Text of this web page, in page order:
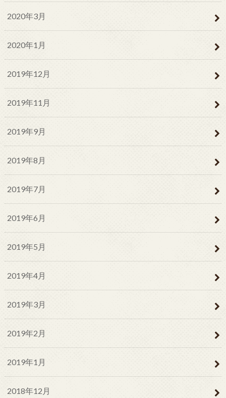
2020年3月
2020年1月
2019年12月
2019年11月
2019年9月
2019年8月
2019年7月
2019年6月
2019年5月
2019年4月
2019年3月
2019年2月
2019年1月
2018年12月